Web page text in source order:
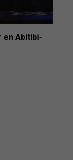
en Abitibi-